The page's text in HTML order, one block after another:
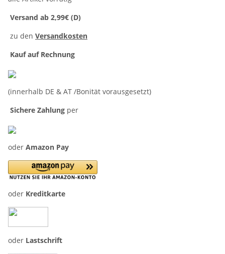
Versand ab 2,99€ (D)
zu den Versandkosten
Kauf auf Rechnung
(innerhalb DE & AT /Bonität vorausgesetzt)
Sichere Zahlung per
oder Amazon Pay
oder Kreditkarte
oder Lastschrift